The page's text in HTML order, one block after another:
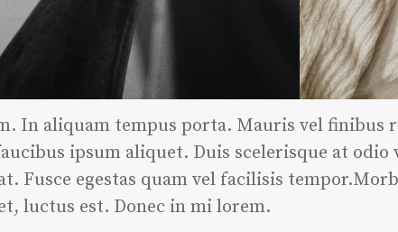
In aliquam tempus porta. Mauris vel finibus
ipsum aliquet. Duis scelerisque at
Fusce egestas quam vel facilisis
luctus est. Donec in mi lorem.